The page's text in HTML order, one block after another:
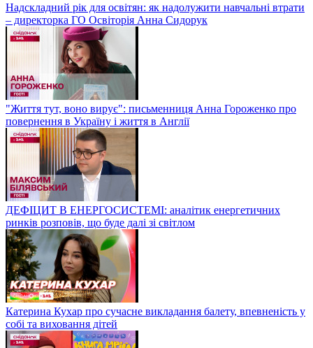
Надскладний рік для освітян: як надолужити навчальні втрати
– директорка ГО Освіторія Анна Сидорук
"Життя тут, воно вирує": письменниця Анна Гороженко про
повернення в Україну і життя в Англії
ДЕФІЦИТ В ЕНЕРГОСИСТЕМІ: аналітик енергетичних
ринків розповів, що буде далі зі світлом
Катерина Кухар про сучасне викладання балету, впевненість у
собі та виховання дітей